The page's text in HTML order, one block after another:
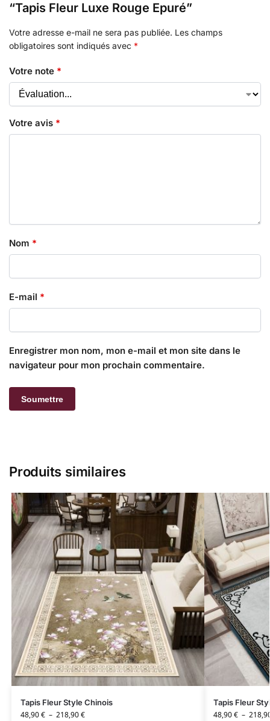
“Tapis Fleur Luxe Rouge Epuré”
Votre adresse e-mail ne sera pas publiée. Les champs
obligatoires sont indiqués avec *
Votre note *
Votre avis *
Nom *
E-mail *
Enregistrer mon nom, mon e-mail et mon site dans le
navigateur pour mon prochain commentaire.
Produits similaires
Tapis Fleur Style Chinois
48,90€ – 218,90€
Tapis Fleur
48,90€ –